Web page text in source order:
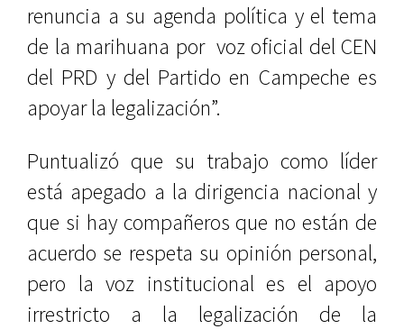
renuncia a su agenda política y el tema
de la marihuana por voz oficial del CEN
del PRD y del Partido en Campeche es
apoyar la legalización”.
Puntualizó que su trabajo como líder
está apegado a la dirigencia nacional y
que si hay compañeros que no están de
acuerdo se respeta su opinión personal,
pero la voz institucional es el apoyo
irrestricto a la legalización de la